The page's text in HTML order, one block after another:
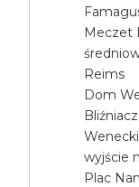
Meczet
Reims
Dom
wyjście
Plac